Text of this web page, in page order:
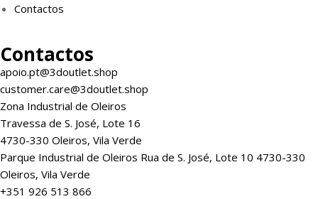
Contactos
Contactos
apoio.pt@3doutlet.shop
customer.care@3doutlet.shop
Zona Industrial de Oleiros
Travessa de S. José, Lote 16
4730-330 Oleiros, Vila Verde
Parque Industrial de Oleiros Rua de S. José, Lote 10 4730-330
Oleiros, Vila Verde
+351 926 513 866